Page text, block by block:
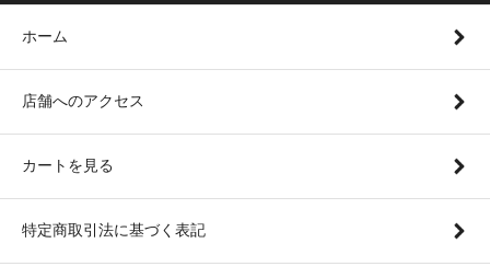
ホーム
店舗へのアクセス
カートを見る
特定商取引法に基づく表記